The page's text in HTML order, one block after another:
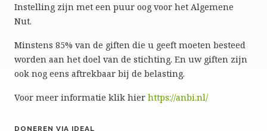
Instelling zijn met een puur oog voor het Algemene
Nut.
Minstens 85% van de giften die u geeft moeten besteed
worden aan het doel van de stichting. En uw giften zijn
ook nog eens aftrekbaar bij de belasting.
Voor meer informatie klik hier https://anbi.nl/
DONEREN VIA IDEAL